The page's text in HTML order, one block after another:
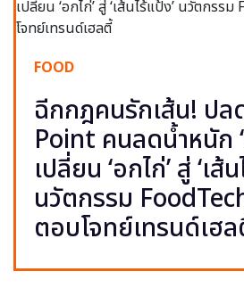
FOOD
ฉีกกฎคนรักเส้น! ป
Point คนลดน้ำหนัก
เปลี่ยน ‘อกไก่’ สู่ ‘เส้
นวัตกรรม
ตอบโจทย์เทรนด์เฮ